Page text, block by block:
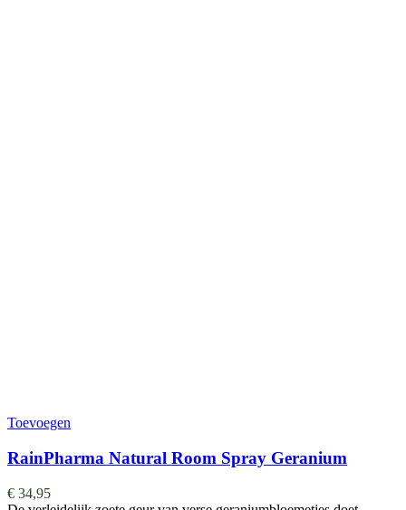
Toevoegen
RainPharma Natural Room Spray Geranium
€ 34,95